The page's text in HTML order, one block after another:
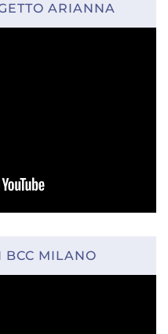
ARIANNA
BCC MILANO